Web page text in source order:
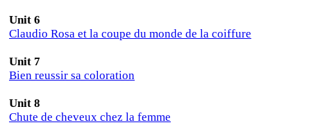
Unit 6
Claudio Rosa et la coupe du monde de la coiffure
Unit 7
Bien reussir sa coloration
Unit 8
Chute de cheveux chez la femme